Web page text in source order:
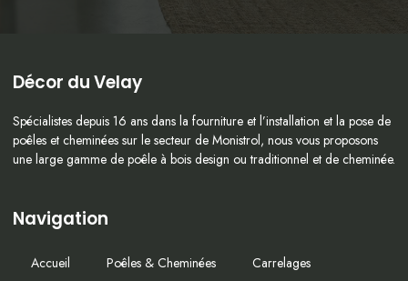
Décor du Velay
Spécialistes depuis 16 ans dans la fourniture et l’installation et la pose de
poêles et cheminées sur le secteur de Monistrol, nous vous proposons
une large gamme de poêle à bois design ou traditionnel et de cheminée.
Navigation
Accueil Poêles & Cheminées
Carrelages